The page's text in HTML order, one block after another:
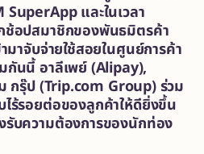
SuperAppและในเวลา
ช้อปสมาชิกของพันธมิตรค้า
มาจับจ่ายใช้สอยในศูนย์การค้า
กันนี้ อาลีเพย์(Alipay),
กรุ๊ป(Trip.com Group)ร่วม
ร้รอยต่อของลูกค้าให้ดียิ่งขึ้น
บความต้องการของนักท่อง